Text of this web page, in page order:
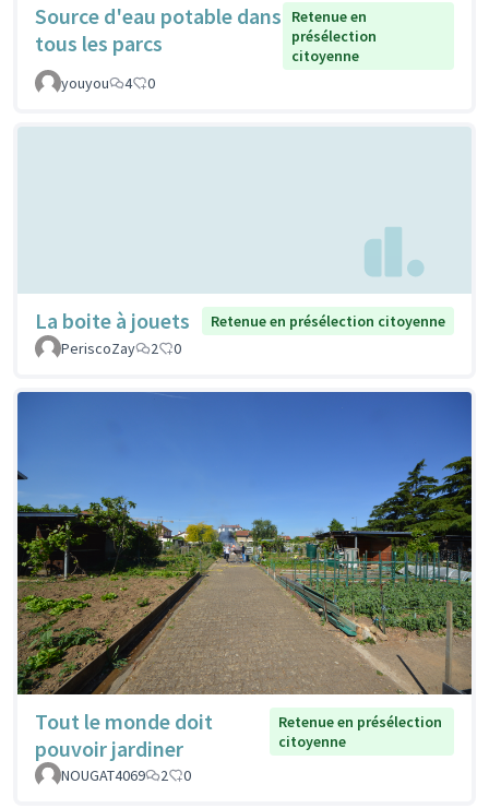
Source d'eau potable dans
tous les parcs
Retenue en
présélection
citoyenne
youyou
4 0
La boite à jouets
Retenue en présélection citoyenne
PeriscoZay
2 0
Tout le monde doit
pouvoir jardiner
Retenue en présélection
citoyenne
NOUGAT4069
2 0